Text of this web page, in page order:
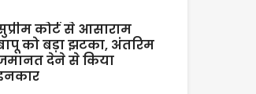
कोर्ट से आसाराम
को बड़ा झटका, अंतरिम
देने से किया